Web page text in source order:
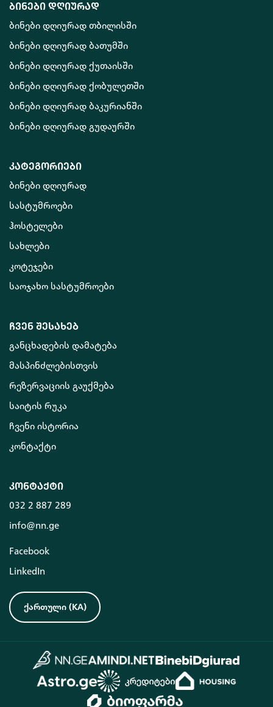
ბინები დღიურად
ბინები დღიურად თბილისში
ბინები დღიურად ბათუმში
ბინები დღიურად ქუთაისში
ბინები დღიურად ქობულეთში
ბინები დღიურად ბაკურიანში
ბინები დღიურად გუდაურში
კატეგორიები
ბინები დღიურად
სასტუმროები
ჰოსტელები
სახლები
კოტეჯები
საოჯახო სასტუმროები
ჩვენ შესახებ
განცხადების დამატება
მასპინძლებისთვის
რეზერვაციის გაუქმება
საიტის რუკა
ჩვენი ისტორია
კონტაქტი
კონტაქტი
032 2 887 289
info@nn.ge
Facebook
LinkedIn
ქართული (KA)